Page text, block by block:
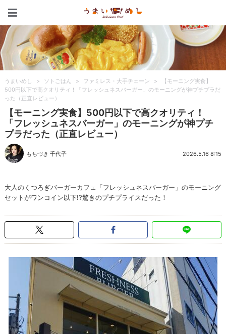
うまいめし > ソトごはん > ファミレス・大手チェーン >
【モーニング実食】
500円以下で高クオリティ！「フレッシュネスバーガー」のモーニングが神プチプラだ
った（正直レビュー）
【モーニング実食】500円以下で高クオリティ！
「フレッシュネスバーガー」のモーニングが神プチ
プラだった（正直レビュー）
もちづき 千代子 2026.5.16 8:15
大人のくつろぎバーガーカフェ「フレッシュネスバーガー」のモーニング
セットがワンコイン以下!?驚きのプチプライスだった！